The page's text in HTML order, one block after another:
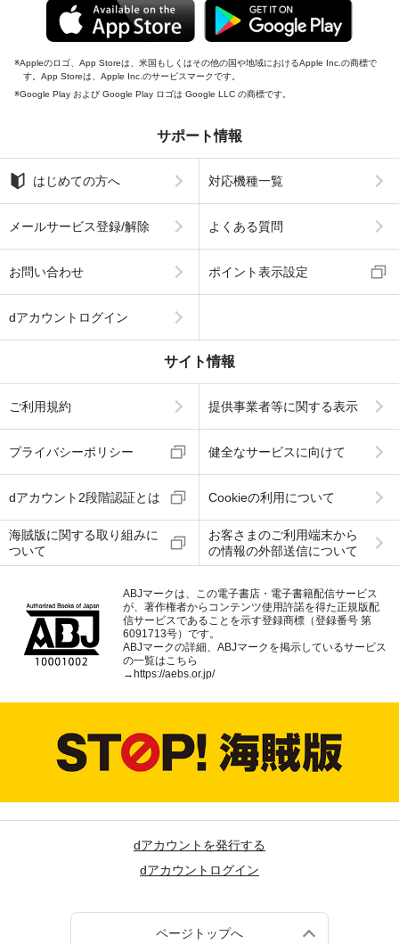
Appleのロゴ、App Storeは、米国もしくはその他の国や地域におけるApple Inc.の商標で
す。App Storeは、Apple Inc.のサービスマークです。
Google Play および Google Play ロゴは Google LLC の商標です。
サポート情報
はじめての方へ 対応機種一覧
メールサービス登録/解除 よくある質問
お問い合わせ ポイント表示設定
dアカウントログイン
サイト情報
ご利用規約 提供事業者等に関する表示
プライバシーポリシー 健全なサービスに向けて
dアカウント2段階認証とは Cookieの利用について
海賊版に関する取り組みに
ついて
お客さまのご利用端末から
の情報の外部送信について
ABJマークは、この電子書店・電子書籍配信サービス
が、著作権者からコンテンツ使用許諾を得た正規版配
信サービスであることを示す登録商標（登録番号 第
6091713号）です。
ABJマークの詳細、ABJマークを掲示しているサービス
の一覧はこちら
→ https://aebs.or.jp/
dアカウントを発行する
dアカウントログイン
ページトップへ